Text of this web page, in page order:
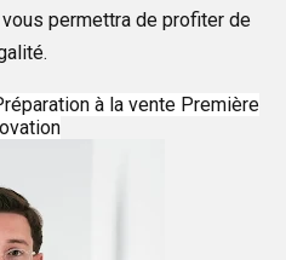
permettra de profiter de
à la vente Première